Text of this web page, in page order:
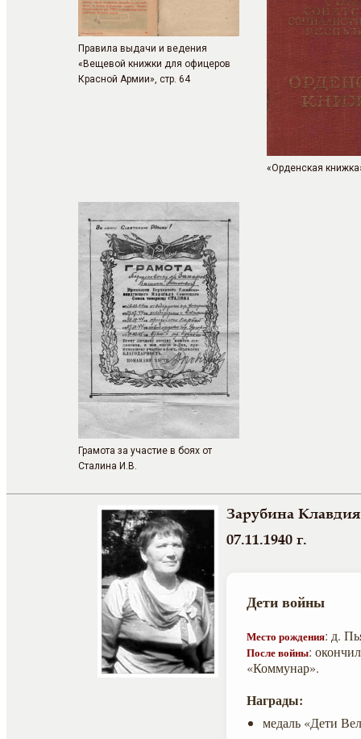
Правила выдачи и ведения
«Вещевой книжки для офицеров
Красной Армии», стр. 64
«Орденская
Грамота за участие в боях от
Сталина И.В.
Зарубина
07.11.1940 г.
Дети войны
Место рождения: д.
После войны:
«Коммунар».
Награды:
медаль «Дети